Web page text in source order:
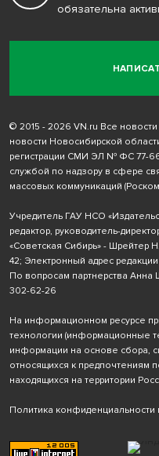
обязательна
© 2015 - 2026 VN.ru Все
новости Новосибирской
регистрации СМИ ЭЛ № ФС 77-
службой по надзору в сфере
массовых коммуникаций
Учредитель ГАУ НСО
редактор, руководитель-
«Советская Сибирь» - Шрейтер
42; Электронный адрес редакции
По вопросам партнерства Анна
302-62-26
На информационном ресурсе
технологии (информационные
информации на основе сбора,
относящихся к предпочтениям
находящихся на территории
Политика конфиденциальности